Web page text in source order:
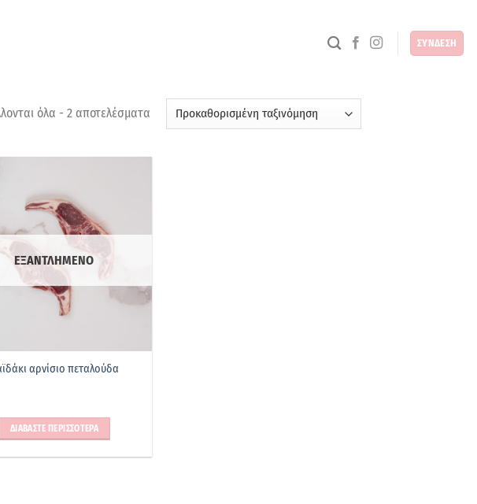
ΣΥΝΔΕΣΗ
όλα - 2 αποτελέσματα
ΕΞΑΝΤΛΗΜΕΝΟ
αρνίσιο πεταλούδα
ΔΙΑΒΑΣΤΕ ΠΕΡΙΣΣΟΤΕΡΑ